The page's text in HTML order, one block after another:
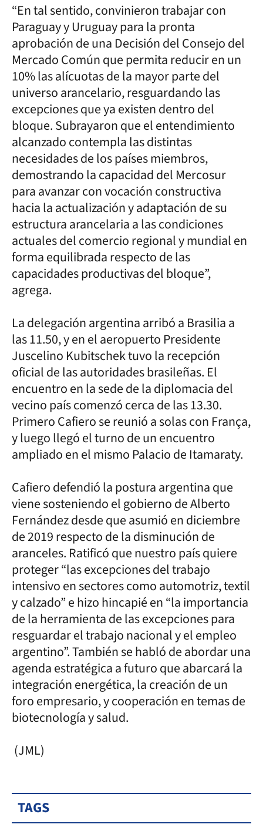
“En tal sentido, convinieron trabajar con
Paraguay y Uruguay para la pronta
aprobación de una Decisión del Consejo del
Mercado Común que permita reducir en un
10% las alícuotas de la mayor parte del
universo arancelario, resguardando las
excepciones que ya existen dentro del
bloque. Subrayaron que el entendimiento
alcanzado contempla las distintas
necesidades de los países miembros,
demostrando la capacidad del Mercosur
para avanzar con vocación constructiva
hacia la actualización y adaptación de su
estructura arancelaria a las condiciones
actuales del comercio regional y mundial en
forma equilibrada respecto de las
capacidades productivas del bloque”,
agrega.
La delegación argentina arribó a Brasilia a
las 11.50, y en el aeropuerto Presidente
Juscelino Kubitschek tuvo la recepción
oficial de las autoridades brasileñas. El
encuentro en la sede de la diplomacia del
vecino país comenzó cerca de las 13.30.
Primero Cafiero se reunió a solas con França,
y luego llegó el turno de un encuentro
ampliado en el mismo Palacio de Itamaraty.
Cafiero defendió la postura argentina que
viene sosteniendo el gobierno de Alberto
Fernández desde que asumió en diciembre
de 2019 respecto de la disminución de
aranceles. Ratificó que nuestro país quiere
proteger “las excepciones del trabajo
intensivo en sectores como automotriz, textil
y calzado” e hizo hincapié en “la importancia
de la herramienta de las excepciones para
resguardar el trabajo nacional y el empleo
argentino”. También se habló de abordar una
agenda estratégica a futuro que abarcará la
integración energética, la creación de un
foro empresario, y cooperación en temas de
biotecnología y salud.
(JML)
TAGS